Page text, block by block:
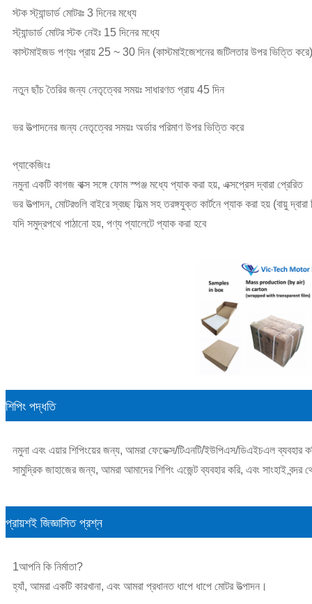
স্টক স্ট্যান্ডার্ড মোটরঃ 3 দিনের মধ্যে
স্ট্যান্ডার্ড মোটর স্টক নেইঃ 15 দিনের মধ্যে
কাস্টমাইজড পণ্যঃ প্রায় 25 ~ 30 দিন (কাস্টমাইজেশনের জটিলতার উপর ভিত্তি করে)
নতুন ছাঁচ তৈরির জন্য নেতৃত্বের সময়ঃ সাধারণত প্রায় 45 দিন
ভর উত্পাদনের জন্য নেতৃত্বের সময়ঃ অর্ডার পরিমাণ উপর ভিত্তি করে
প্যাকেজিংঃ
নমুনা একটি কাগজ বাক্স সঙ্গে ফোম স্পঞ্জ মধ্যে প্যাক করা হয়, এক্সপ্রেস দ্বারা প্রেরিত
ভর উত্পাদন, মোটরগুলি বাইরে স্বচ্ছ ফিল্ম সহ তরঙ্গযুক্ত কার্টনে প্যাক করা হয় (বায়ু দ্বারা
যদি সমুদ্রপথে পাঠানো হয়, পণ্য প্যালেটে প্যাক করা হবে
শিপিং পদ্ধতি
নমুনা এবং এয়ার শিপিংয়ের জন্য, আমরা ফেডেক্স/টিএনটি/ইউপিএস/ডিএইচএল ব্যবহার
সামুদ্রিক জাহাজের জন্য, আমরা আমাদের শিপিং এজেন্ট ব্যবহার করি, এবং সাংহাই বন্দর
প্রায়শই জিজ্ঞাসিত প্রশ্ন
1আপনি কি নির্মাতা?
হ্যাঁ, আমরা একটি কারখানা, এবং আমরা প্রধানত ধাপে ধাপে মোটর উত্পাদন।